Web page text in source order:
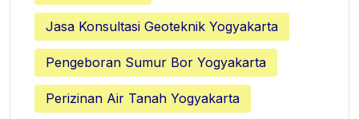
Jasa Konsultasi Geoteknik Yogyakarta
Pengeboran Sumur Bor Yogyakarta
Perizinan Air Tanah Yogyakarta